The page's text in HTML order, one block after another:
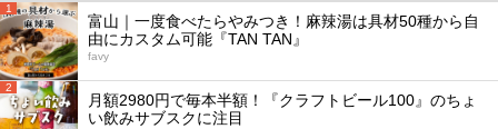
1
富山｜一度食べたらやみつき！麻辣湯は具材50種から自
由にカスタム可能『TAN TAN』
favy
2
月額2980円で毎本半額！『クラフトビール100』のちょ
い飲みサブスクに注目